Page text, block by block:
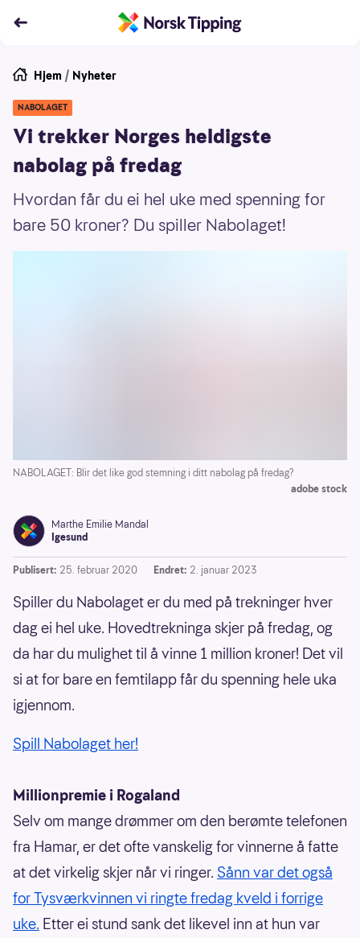
Hjem / Nyheter
NABOLAGET
Vi trekker Norges heldigste
nabolag på fredag
Hvordan får du ei hel uke med spenning for
bare 50 kroner? Du spiller Nabolaget!
NABOLAGET: Blir det like god stemning i ditt nabolag på fredag?
adobe stock
Marthe Emilie Mandal
Igesund
Publisert: 25. februar 2020 Endret: 2. januar 2023
Spiller du Nabolaget er du med på trekninger hver
dag ei hel uke. Hovedtrekninga skjer på fredag, og
da har du mulighet til å vinne 1 million kroner! Det vil
si at for bare en femtilapp får du spenning hele uka
igjennom.
Spill Nabolaget her!
Millionpremie i Rogaland
Selv om mange drømmer om den berømte telefonen
fra Hamar, er det ofte vanskelig for vinnerne å fatte
at det virkelig skjer når vi ringer. Sånn var det også
for Tysværkvinnen vi ringte fredag kveld i forrige
uke. Etter ei stund sank det likevel inn at hun var